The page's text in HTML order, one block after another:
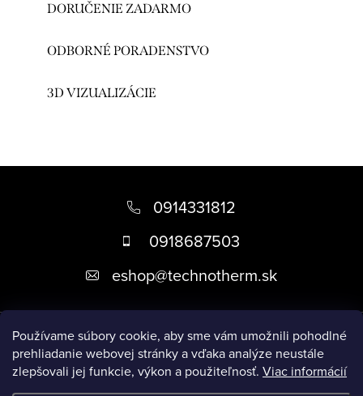
Používame súbory cookie, aby sme vám umožnili pohodlné
prehliadanie webovej stránky a vďaka analýze neustále
zlepšovali jej funkcie, výkon a použiteľnosť. Viac informácií
DORUČENIE ZADARMO
ODBORNÉ PORADENSTVO
3D VIZUALIZÁCIE
i
0914331812
0918687503
eshop@technotherm.sk
Informácie
Prijímame online platby